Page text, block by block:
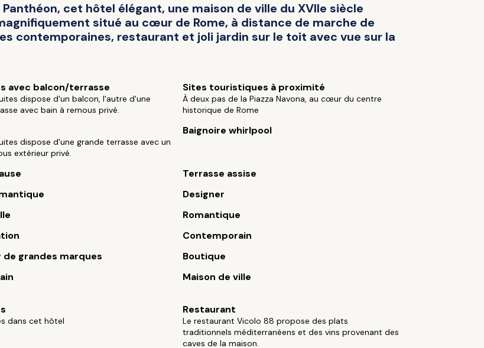
cet hôtel élégant, une maison de ville du XVIIe siècle
situé au cœur de Rome, à distance de marche de
contemporaines, restaurant et joli jardin sur le toit avec vue sur la
avec balcon/terrasse
dispose d'un balcon, l'autre d'une
avec bain à remous privé.
Sites touristiques à proximité
À deux pas de la Piazza Navona, au cœur du centre
historique de Rome
dispose d'une grande terrasse avec un
extérieur privé.
Baignoire whirlpool
Terrasse assise
Designer
Romantique
Contemporain
de grandes marques
Boutique
Maison de ville
dans cet hôtel
Restaurant
Le restaurant Vicolo 88 propose des plats
traditionnels méditerranéens et des vins provenant des
caves de la maison.